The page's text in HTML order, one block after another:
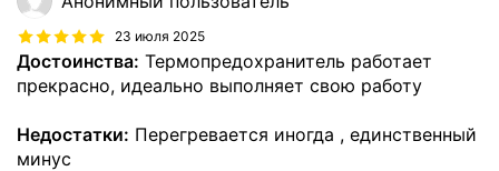
23 июля 2025
Достоинства: Термопредохранитель работает
прекрасно, идеально выполняет свою работу
Недостатки: Перегревается иногда , единственный
минус